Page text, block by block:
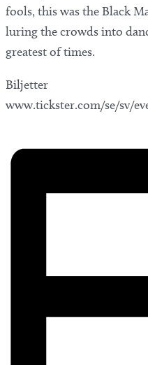
fools, this was the Black
luring the crowds into
greatest of times.
Biljetter
www.tickster.com/se/sv/